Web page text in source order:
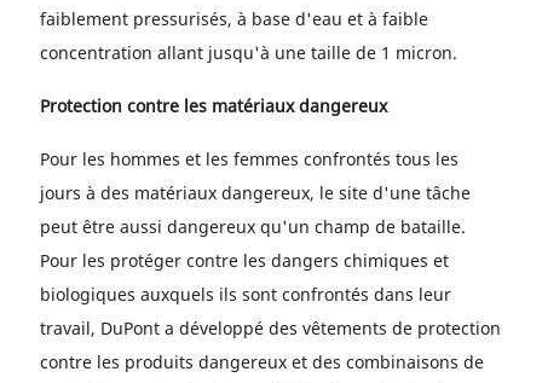
faiblement pressurisés, à base d'eau et à faible
concentration allant jusqu'à une taille de 1 micron.
Protection contre les matériaux dangereux
Pour les hommes et les femmes confrontés tous les
jours à des matériaux dangereux, le site d'une tâche
peut être aussi dangereux qu'un champ de bataille.
Pour les protéger contre les dangers chimiques et
biologiques auxquels ils sont confrontés dans leur
travail, DuPont a développé des vêtements de protection
contre les produits dangereux et des combinaisons de